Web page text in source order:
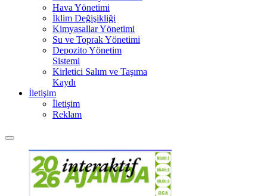
Hava Yönetimi
İklim Değişikliği
Kimyasallar Yönetimi
Su ve Toprak Yönetimi
Depozito Yönetim
Sistemi
Kirletici Salım ve Taşıma
Kaydı
İletişim
İletişim
Reklam